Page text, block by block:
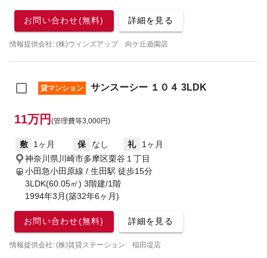
お問い合わせ(無料) 詳細を見る
情報提供会社: (株)ウィンズアップ 向ケ丘遊園店
貸マンション サンスーシー １０４ 3LDK
11万円 (管理費等3,000円)
敷 1ヶ月 保 なし 礼
1ヶ月
神奈川県川崎市多摩区栗谷１丁目
小田急小田原線 / 生田駅 徒歩15分
3LDK(60.05㎡) 3階建/1階
1994年3月(築32年6ヶ月)
お問い合わせ(無料) 詳細を見る
情報提供会社: (株)賃貸ステーション 稲田堤店